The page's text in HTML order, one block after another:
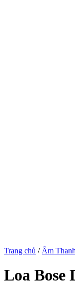
Trang chủ / Âm
Loa Bose